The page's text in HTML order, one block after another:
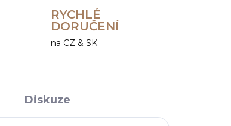
RYCHLÉ
DORUČENÍ
na CZ & SK
Diskuze